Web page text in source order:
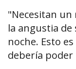
"Necesitan
la angustia
noche. Esto
debería